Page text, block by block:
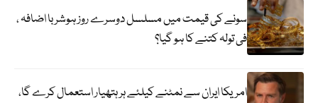
سونے کی قیمت میں مسلسل دوسرے روز ہوشربا اضافہ ،
فی تولہ کتنے کا ہو گیا؟
امریکا ایران سے نمٹنے کیلئے ہر ہتھیار استعمال کرے گا،